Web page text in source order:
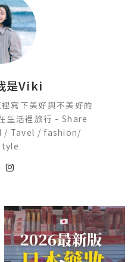
是Viki
寫下美好與不美好的
生活裡旅行 - Share
/ Tavel / fashion/
2026🇯🇵日本藥妝店必買什麼
日本最近紅什麼？...
123 20